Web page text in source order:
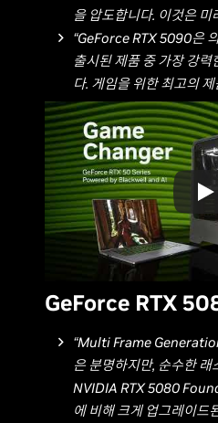
을 압도합니다. 이것은 미
“GeForce RTX 5090은
출시된 제품 중 가장 강
다. 게임을 위한 최고의 제
GeForce RTX
“Multi Frame
은 분명하지만, 순수한
NVIDIA RTX 5080
에 비해 크게 업그레이드